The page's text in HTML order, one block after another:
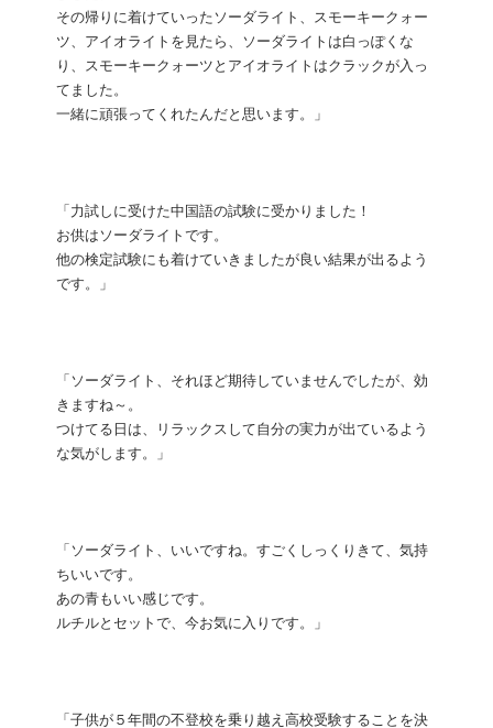
その帰りに着けていったソーダライト、スモーキークォー
ツ、アイオライトを見たら、ソーダライトは白っぽくな
り、スモーキークォーツとアイオライトはクラックが入っ
てました。
一緒に頑張ってくれたんだと思います。」
「力試しに受けた中国語の試験に受かりました！
お供はソーダライトです。
他の検定試験にも着けていきましたが良い結果が出るよう
です。」
「ソーダライト、それほど期待していませんでしたが、効
きますね～。
つけてる日は、リラックスして自分の実力が出ているよう
な気がします。」
「ソーダライト、いいですね。すごくしっくりきて、気持
ちいいです。
あの青もいい感じです。
ルチルとセットで、今お気に入りです。」
「子供が５年間の不登校を乗り越え高校受験することを決